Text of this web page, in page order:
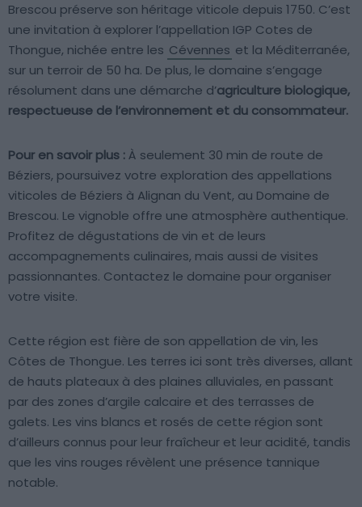
Brescou préserve son héritage viticole depuis 1750. C’est
une invitation à explorer l’appellation IGP Cotes de
Thongue, nichée entre les Cévennes et la Méditerranée,
sur un terroir de 50 ha. De plus, le domaine s’engage
résolument dans une démarche d’agriculture biologique,
respectueuse de l’environnement et du consommateur.
Pour en savoir plus :À seulement 30 min de route de
Béziers, poursuivez votre exploration des appellations
viticoles de Béziers à Alignan du Vent, au Domaine de
Brescou. Le vignoble offre une atmosphère authentique.
Profitez de dégustations de vin et de leurs
accompagnements culinaires, mais aussi de visites
passionnantes. Contactez le domaine pour organiser
votre visite.
Cette région est fière de son appellation de vin, les
Côtes de Thongue. Les terres ici sont très diverses, allant
de hauts plateaux à des plaines alluviales, en passant
par des zones d’argile calcaire et des terrasses de
galets. Les vins blancs et rosés de cette région sont
d’ailleurs connus pour leur fraîcheur et leur acidité, tandis
que les vins rouges révèlent une présence tannique
notable.